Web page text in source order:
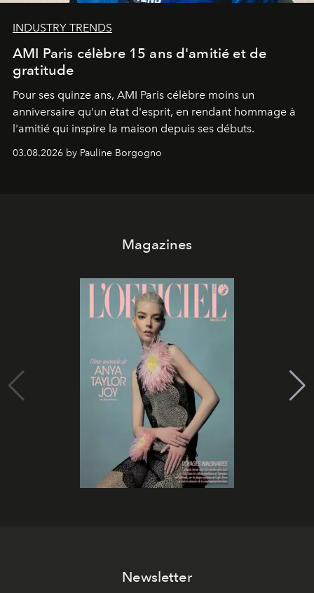
INDUSTRY TRENDS
AMI Paris célèbre 15 ans d'amitié et de
gratitude
Pour ses quinze ans, AMI Paris célèbre moins un
anniversaire qu'un état d'esprit, en rendant hommage à
l'amitié qui inspire la maison depuis ses débuts.
03.08.2026 by Pauline Borgogno
Magazines
Newsletter